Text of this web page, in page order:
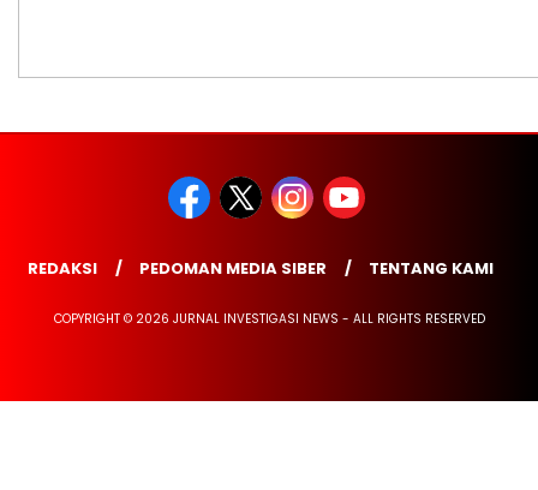
REDAKSI PEDOMAN MEDIA SIBER TENTANG KAMI
COPYRIGHT © 2026 JURNAL INVESTIGASI NEWS - ALL RIGHTS RESERVED